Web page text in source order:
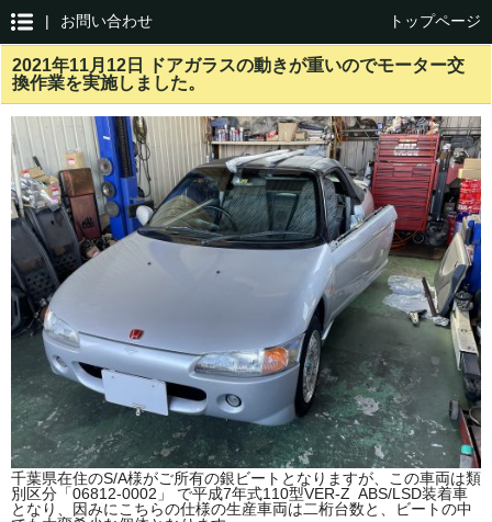
| お問い合わせ トップページ
2021年11月12日 ドアガラスの動きが重いのでモーター交
換作業を実施しました。
千葉県在住のS/A様がご所有の銀ビートとなりますが、この車両は類
別区分「06812-0002」 で平成7年式110型VER-Z ABS/LSD装着車
となり、因みにこちらの仕様の生産車両は二桁台数と、ビートの中